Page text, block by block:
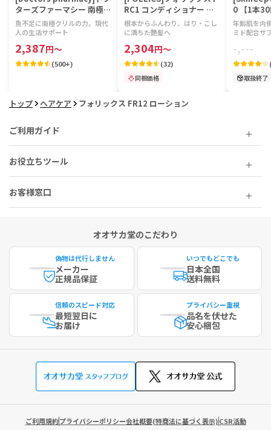
ターズファーマシー 南極ク
リルビタミン 【1袋120
粒】
魚不足に南極クリルの力。現代
人の生活サポート
2,387円～
(500+)
RC1 コンディショナー 【1
本250ml】
根本からふんわり、はり・こし
に満ちた艶髪へ
2,304円～
(32)
同梱価格
0 【1本
年齢肌を内
ミド配合サ
-,---
取扱終了
トップ ヘアケア フォリックス FR12 ローション
ご利用ガイド
お役立ちツール
お客様窓口
オオサカ堂のこだわり
偽物は代行しません
メーカー
正規品保証
いつでもどこでも
日本全国
送料無料
信頼のスピード対応
最短翌日に
お届け
プライバシー重視
品名を伏せた
安心梱包
ご利用規約プライバシーポリシー会社概要(特商法に基づく表示)CSR活動